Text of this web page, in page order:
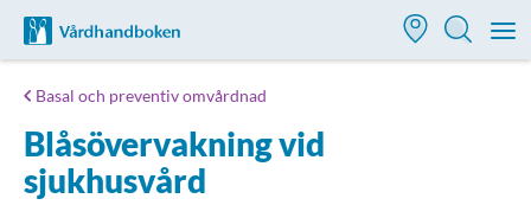
Till startsidan för Vårdhandboken
Basal och preventiv omvårdnad
Blåsövervakning vid
sjukhusvård